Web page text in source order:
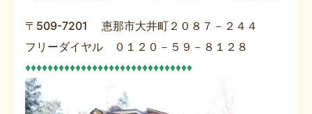
〒509-7201 恵那市大井町２０８７－２４４
フリーダイヤル ０１２０－５９－８１２８
♦♦♦♦♦♦♦♦♦♦♦♦♦♦♦♦♦♦♦♦♦♦♦♦♦♦♦♦♦♦